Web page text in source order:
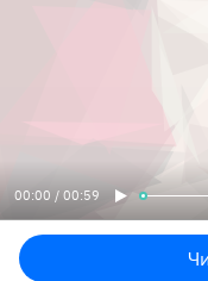
00:00 / 00:59